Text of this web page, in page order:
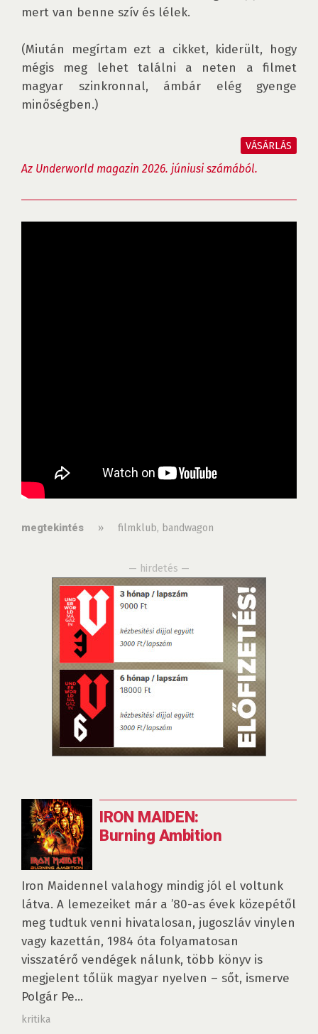
mert van benne szív és lélek.
(Miután megírtam ezt a cikket, kiderült, hogy
mégis meg lehet találni a neten a filmet
magyar szinkronnal, ámbár elég gyenge
minőségben.)
VÁSÁRLÁS
Az Underworld magazin 2026. júniusi számából.
megtekintés » filmklub, bandwagon
— hirdetés —
IRON MAIDEN:
Burning Ambition
Iron Maidennel valahogy mindig jól el voltunk
látva. A lemezeiket már a ’80-as évek közepétől
meg tudtuk venni hivatalosan, jugoszláv vinylen
vagy kazettán, 1984 óta folyamatosan
visszatérő vendégek nálunk, több könyv is
megjelent tőlük magyar nyelven – sőt, ismerve
Polgár Pe...
kritika